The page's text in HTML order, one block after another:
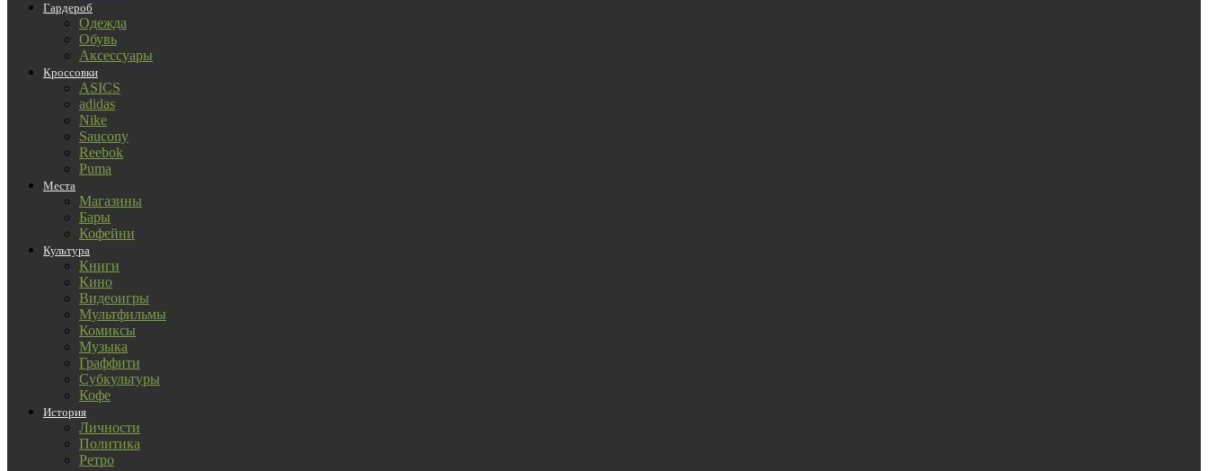
Гардероб
Одежда
Обувь
Аксессуары
Кроссовки
ASICS
adidas
Nike
Saucony
Reebok
Puma
Места
Магазины
Бары
Кофейни
Культура
Книги
Кино
Видеоигры
Мультфильмы
Комиксы
Музыка
Граффити
Субкультуры
Кофе
История
Личности
Политика
Ретро